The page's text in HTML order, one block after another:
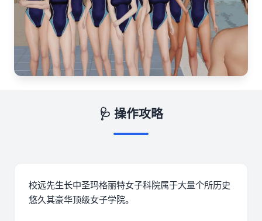
🩺 操作攻略
校远先生长中圣玛格丽特女子科院属于大量个所历史
悠久其豪华顶级女子学院。